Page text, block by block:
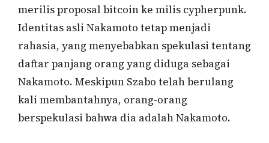
merilis proposal bitcoin ke milis cypherpunk.
Identitas asli Nakamoto tetap menjadi
rahasia, yang menyebabkan spekulasi tentang
daftar panjang orang yang diduga sebagai
Nakamoto. Meskipun Szabo telah berulang
kali membantahnya, orang-orang
berspekulasi bahwa dia adalah Nakamoto.